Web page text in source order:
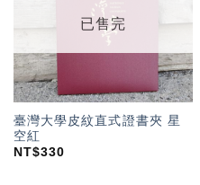
已售完
臺灣大學皮紋直式證書夾 星
空紅
NT$330